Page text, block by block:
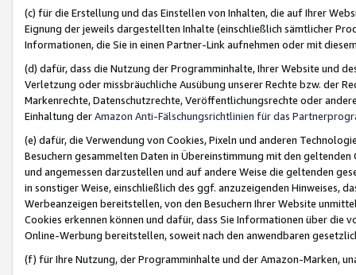
(c) für die Erstellung und das Einstellen von Inhalten, die auf Ihrer
Eignung der jeweils dargestellten Inhalte (einschließlich sämtlicher
Informationen, die Sie in einen Partner-Link aufnehmen oder mit
(d) dafür, dass die Nutzung der Programminhalte, Ihrer Website und
Verletzung oder missbräuchliche Ausübung unserer Rechte bzw. der
Markenrechte, Datenschutzrechte, Veröffentlichungsrechte oder
Einhaltung derAmazon Anti-Fälschungsrichtlinien für das
(e) dafür, die Verwendung von Cookies, Pixeln und anderen
Besuchern gesammelten Daten in Übereinstimmung mit den
und angemessen darzustellen und auf andere Weise die geltenden
in sonstiger Weise, einschließlich des ggf. anzuzeigenden Hinweises,
Werbeanzeigen bereitstellen, von den Besuchern Ihrer Website
Cookies erkennen können und dafür, dass Sie Informationen über die
Online-Werbung bereitstellen, soweit nach den anwendbaren
(f) für Ihre Nutzung, der Programminhalte und der Amazon-Marken,